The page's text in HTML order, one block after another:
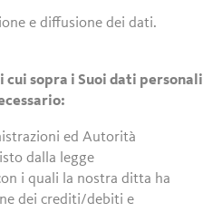
e diffusione dei dati.
cui sopra i Suoi dati personali
ed Autorità
dalla legge
i quali la nostra ditta ha
dei crediti/debiti e